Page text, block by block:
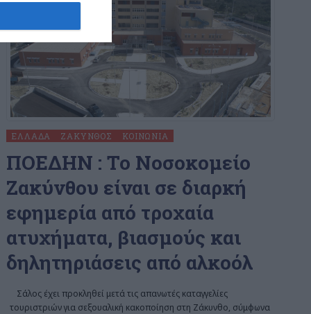
ΕΛΛΆΔΑ ΖΆΚΥΝΘΟΣ ΚΟΙΝΩΝΊΑ
ΠΟΕΔΗΝ : To Νοσοκομείο
Ζακύνθου είναι σε διαρκή
εφημερία από τροχαία
ατυχήματα, βιασμούς και
δηλητηριάσεις από αλκοόλ
Σάλος έχει προκληθεί μετά τις απανωτές καταγγελίες
τουριστριών για σεξουαλική κακοποίηση στη Ζάκυνθο, σύμφωνα